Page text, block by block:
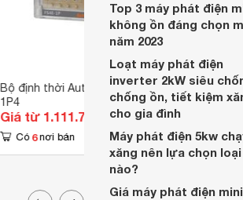
Bộ định thời Autonics FS4E-
1P4
Giá từ 1.111.700 đ
Có 6 nơi bán
Panme
111-115
Có 21
Top 3 máy phát điện
không ồn đáng chọn
năm 2023
Loạt máy phát điện
inverter 2kW siêu
chống ồn, tiết kiệm
cho gia đình
Máy phát điện 5kw
xăng nên lựa chọn loại
nào?
Giá máy phát điện mini